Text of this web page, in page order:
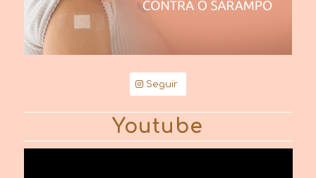
Seguir
Youtube